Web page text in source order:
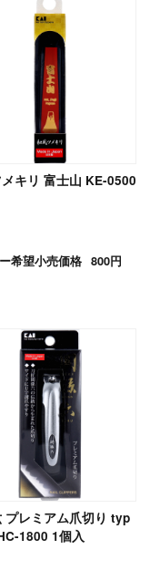
キリ 富士山 KE-0500
希望小売価格 800円
プレミアム爪切り typ
1800 1個入